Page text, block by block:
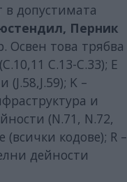
в допустимата
Перник
това трябва
C.13-C.33); E
K –
и
(N.71, N.72,
кодове); R –
дейности